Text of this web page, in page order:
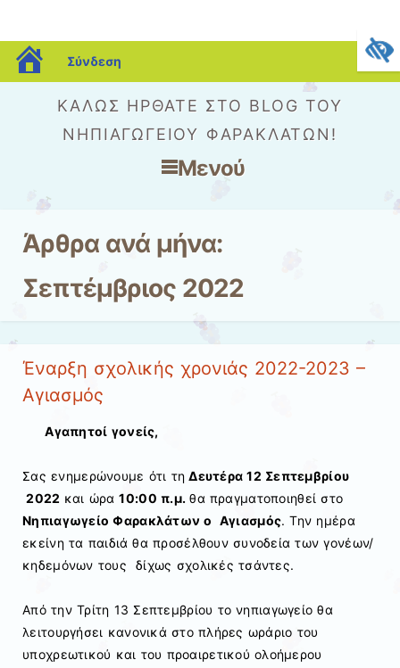
blogs.sch.gr
Σύνδεση
ΚΑΛΏΣ ΉΡΘΑΤΕ ΣΤΟ BLOG ΤΟΥ
ΝΗΠΙΑΓΩΓΕΊΟΥ ΦΑΡΑΚΛΆΤΩΝ!
Μενού
Μετάβαση στο περιεχόμενο
Άρθρα ανά μήνα:
Σεπτέμβριος 2022
Έναρξη σχολικής χρονιάς 2022-2023 –
Aγιασμός
Αγαπητοί γονείς,
Σας ενημερώνουμε ότι τη Δευτέρα 12 Σεπτεμβρίου
2022 και ώρα10:00 π.μ.θα πραγματοποιηθεί στο
Νηπιαγωγείο Φαρακλάτων ο Αγιασμός. Την ημέρα
εκείνη τα παιδιά θα προσέλθουν συνοδεία των γονέων/
κηδεμόνων τους δίχως σχολικές τσάντες.
Από την Τρίτη 13 Σεπτεμβρίου το νηπιαγωγείο θα
λειτουργήσει κανονικά στο πλήρες ωράριο του
υποχρεωτικού και του προαιρετικού ολοήμερου